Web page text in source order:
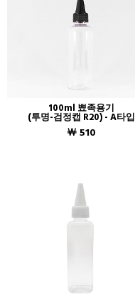
100ml 뾰족용기
(투명-검정캡 R20) - A타입
￦ 510